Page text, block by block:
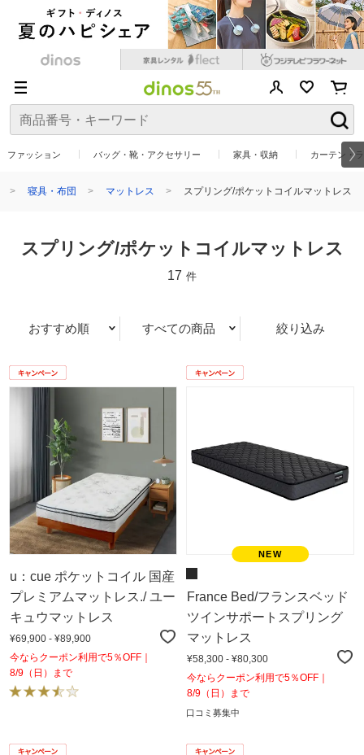
ファッション バッグ・靴・アクセサリー 家具・収納 カーテン・
寝具・布団 マットレス スプリング/ポケットコイルマットレス
スプリング/ポケットコイルマットレス
17 件
おすすめ順 すべての商品 絞り込み
u：cue ポケットコイル 国産
プレミアムマットレス./ ユー
キュウマットレス
¥69,900 - ¥89,900
今ならクーポン利用で5％OFF｜
8/9（日）まで
France Bed/フランスベッド
ツインサポートスプリング
マットレス
¥58,300 - ¥80,300
今ならクーポン利用で5％OFF｜
8/9（日）まで
口コミ募集中